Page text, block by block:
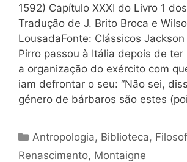
1592) Capítulo XXXI do Livro 1
Tradução de J. Brito Broca e
LousadaFonte: Clássicos
Pirro passou à Itália depois de
a organização do exército com
iam defrontar o seu: “Não sei,
género de bárbaros são estes
Categorias
Antropologia, Biblioteca,
Renascimento, Montaigne